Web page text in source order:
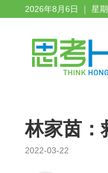
2026年8月6日 ｜ 星
林家茵：
2022-03-22